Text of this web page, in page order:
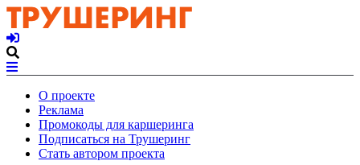
О проекте
Реклама
Промокоды для каршеринга
Подписаться на Трушеринг
Стать автором проекта